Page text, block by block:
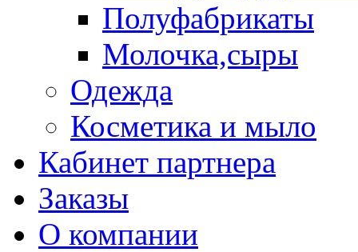
Полуфабрикаты
Молочка,сыры
Одежда
Косметика и мыло
Кабинет партнера
Заказы
О компании